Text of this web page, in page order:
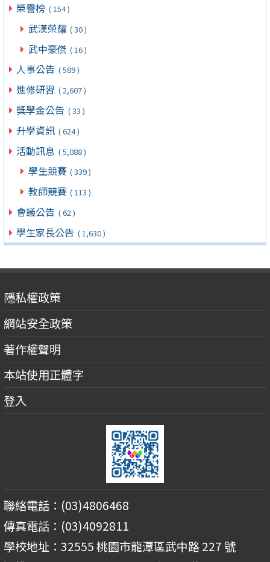
榮譽榜 ( 154 )
武漢榮耀 ( 30 )
武中豪傑 ( 16 )
人事公告 ( 589 )
進修研習 ( 2,607 )
獎學金公告 ( 33 )
升學資訊 ( 624 )
活動訊息 ( 5,088 )
學生競賽 ( 339 )
教師競賽 ( 113 )
會議公告 ( 62 )
學生家長公告 ( 1,630 )
隱私權政策
網站安全政策
著作權聲明
本站使用正體字
登入
聯絡電話：(03)4806468
傳真電話：(03)4092811
學校地址：32555 桃園市龍潭區武中路 227 號